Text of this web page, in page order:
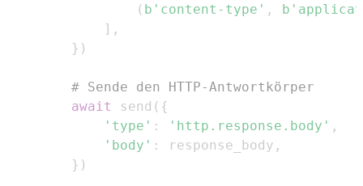
( b'content-type' ,
] ,
} )
# Sende den HTTP-Antwortkörper
await
send ( {
'type' : 'http.response.body' ,
'body' : response_body ,
} )